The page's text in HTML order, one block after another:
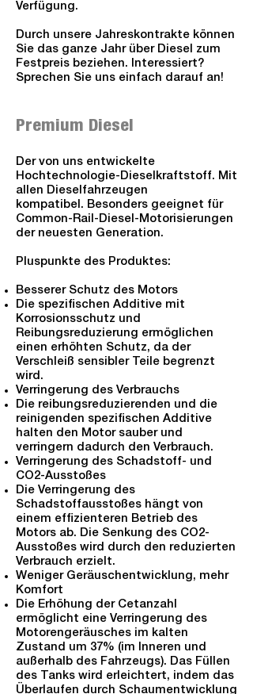
Verfügung.
Durch unsere Jahreskontrakte können
Sie das ganze Jahr über Diesel zum
Festpreis beziehen. Interessiert?
Sprechen Sie uns einfach darauf an!
Premium Diesel
Der von uns entwickelte
Hochtechnologie-Dieselkraftstoff. Mit
allen Dieselfahrzeugen
kompatibel. Besonders geeignet für
Common-Rail-Diesel-Motorisierungen
der neuesten Generation.
Pluspunkte des Produktes:
Besserer Schutz des Motors
Die spezifischen Additive mit
Korrosionsschutz und
Reibungsreduzierung ermöglichen
einen erhöhten Schutz, da der
Verschleiß sensibler Teile begrenzt
wird.
Verringerung des Verbrauchs
Die reibungsreduzierenden und die
reinigenden spezifischen Additive
halten den Motor sauber und
verringern dadurch den Verbrauch.
Verringerung des Schadstoff- und
CO2-Ausstoßes
Die Verringerung des
Schadstoffausstoßes hängt von
einem effizienteren Betrieb des
Motors ab. Die Senkung des CO2-
Ausstoßes wird durch den reduzierten
Verbrauch erzielt.
Weniger Geräuschentwicklung, mehr
Komfort
Die Erhöhung der Cetanzahl
ermöglicht eine Verringerung des
Motorengeräusches im kalten
Zustand um 37% (im Inneren und
außerhalb des Fahrzeugs). Das Füllen
des Tanks wird erleichtert, indem das
Überlaufen durch Schaumentwicklung